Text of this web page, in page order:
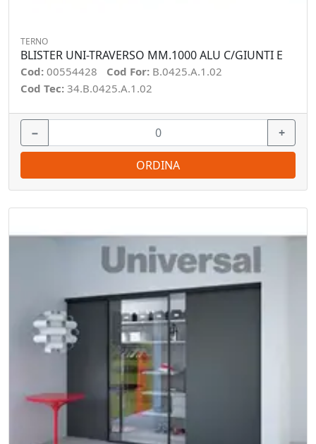
TERNO
BLISTER UNI-TRAVERSO MM.1000 ALU C/GIUNTI E
Cod: 00554428 Cod For: B.0425.A.1.02
Cod Tec: 34.B.0425.A.1.02
− +
ORDINA